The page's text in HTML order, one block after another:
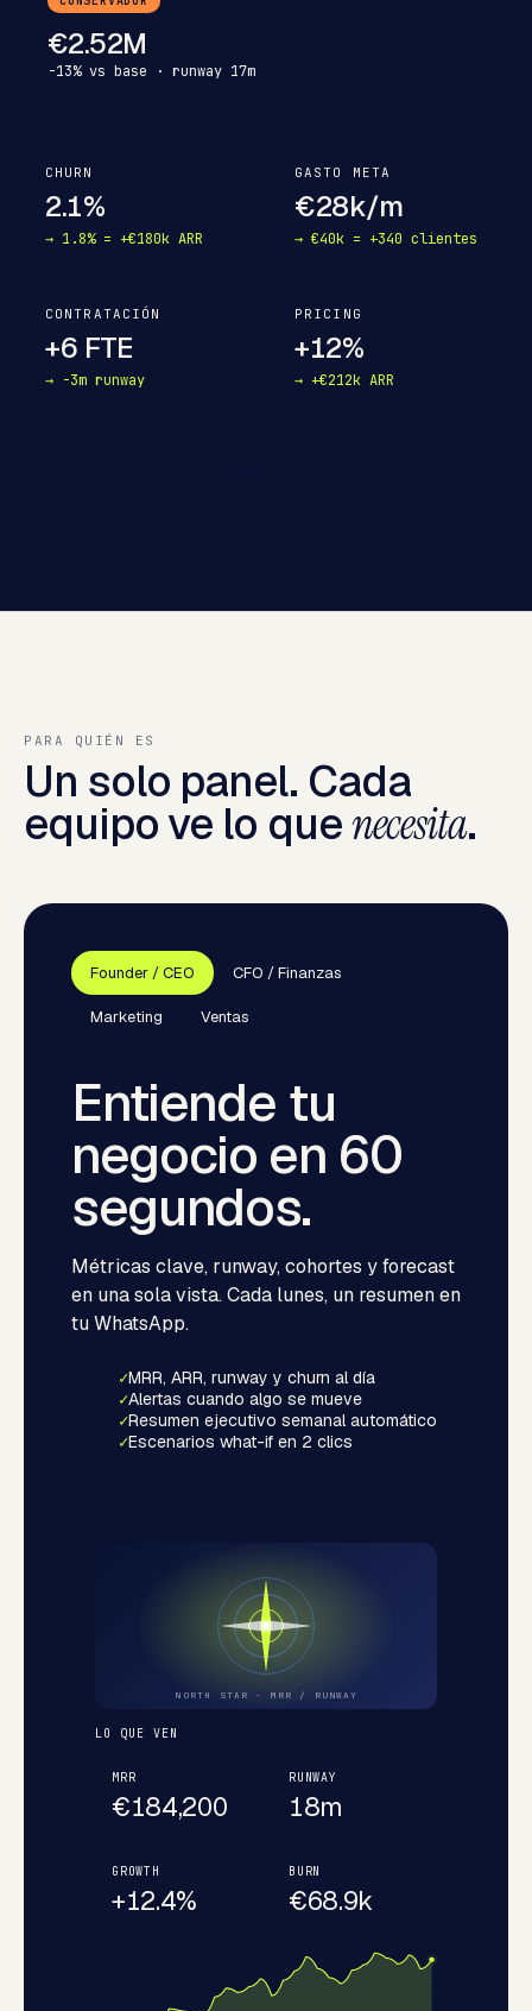
€2.52M
-13% vs base · runway 17m
CHURN
2.1%
→ 1.8% = +€180k ARR
GASTO META
€28k/m
→ €40k = +340 clientes
CONTRATACIÓN
+6 FTE
→ -3m runway
PRICING
+12%
→ +€212k ARR
PARA QUIÉN ES
Un solo panel. Cada
equipo ve lo quenecesita.
Founder / CEO CFO / Finanzas
Marketing Ventas
Entiende tu
negocio en 60
segundos.
Métricas clave, runway, cohortes y forecast
en una sola vista. Cada lunes, un resumen en
tu WhatsApp.
✓MRR, ARR, runway y churn al día
✓Alertas cuando algo se mueve
✓Resumen ejecutivo semanal automático
✓Escenarios what-if en 2 clics
NORTH STAR · MRR / RUNWAY
LO QUE VEN
MRR
€184,200
RUNWAY
18m
GROWTH
+12.4%
BURN
€68.9k